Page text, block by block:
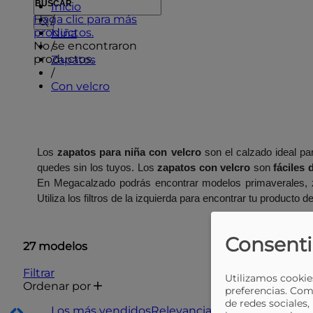
Haga clic para más
productos.
No se encontraron
productos.
Inicio
/
Niña
/
Zapatos
/
Con velcro
Los zapatos para niña con velcro son el calzado ideal
quedes sin los tuyos. Los zapatos con velcro son fáciles
En Megacalzado podrás encontrar modelos
Utiliza los filtros de la izquierda para encontrar tu producto
27 modelos
Filtrar
Ordenar por
Utilizamos
preferencias.
de redes